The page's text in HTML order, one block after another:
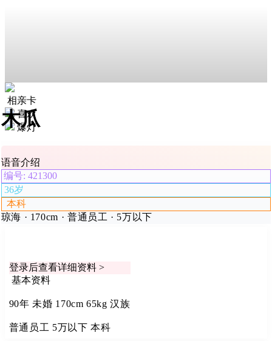
相亲卡
喜欢
爆灯
木瓜
语音介绍
编号: 421300
36岁
本科
琼海 · 170cm · 普通员工 · 5万以下
登录后查看详细资料 >
基本资料
90年 未婚 170cm65kg汉族
普通员工 5万以下本科